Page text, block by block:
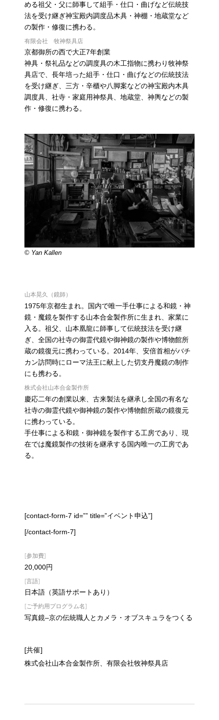
める祖父・父に師事して組手・仕口・曲げなど伝統技
法を受け継ぎ神宝殿内調度品木具・神棚・地蔵堂など
の製作・修復に携わる。
有限会社 牧神祭具店
京都御所の西で大正7年創業
神具・祭礼品などの調度具の木工指物に携わり牧神祭
具店で、長年培った組手・仕口・曲げなどの伝統技法
を受け継ぎ、三方・辛櫃や八脚案などの神宝殿内木具
調度具、社寺・家庭用神祭具、地蔵堂、神輿などの製
作・修復に携わる。
© Yan Kallen
山本晃久（鏡師）
1975年京都生まれ。国内で唯一手仕事による和鏡・神
鏡・魔鏡を製作する山本合金製作所に生まれ、家業に
入る。祖父、山本凰龍に師事して伝統技法を受け継
ぎ、全国の社寺の御霊代鏡や御神鏡の製作や博物館所
蔵の鏡復元に携わっている。2014年、安倍首相がバチ
カン訪問時にローマ法王に献上した切支丹魔鏡の制作
にも携わる。
株式会社山本合金製作所
慶応二年の創業以来、古来製法を継承し全国の有名な
社寺の御霊代鏡や御神鏡の製作や博物館所蔵の鏡復元
に携わっている。
手仕事による和鏡・御神鏡を製作する工房であり、現
在では魔鏡製作の技術を継承する国内唯一の工房であ
る。
[contact-form-7 id=”” title=”イベント申込”]
[/contact-form-7]
[参加費]
20,000円
[言語]
日本語（英語サポートあり）
[ご予約用プログラム名]
写真鏡–京の伝統職人とカメラ・オブスキュラをつくる
[共催]
株式会社山本合金製作所、有限会社牧神祭具店